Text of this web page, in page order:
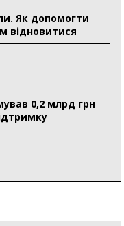
Як допомогти
відновитися
0,2 млрд грн
дітей із